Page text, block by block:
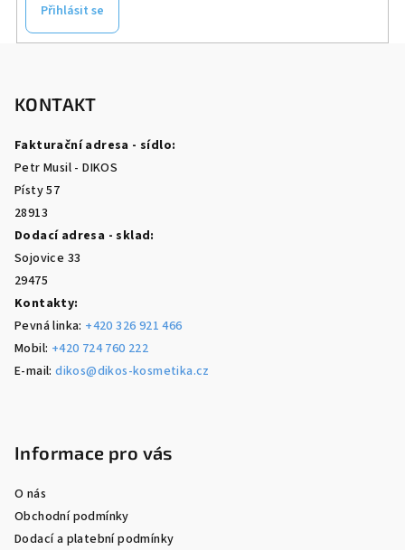
Přihlásit se
KONTAKT
Fakturační adresa - sídlo:
Petr Musil - DIKOS
Písty 57
28913
Dodací adresa - sklad:
Sojovice 33
29475
Kontakty:
Pevná linka: +420 326 921 466
Mobil: +420 724 760 222
E-mail:dikos@dikos-kosmetika.cz
Informace pro vás
O nás
Obchodní podmínky
Dodací a platební podmínky